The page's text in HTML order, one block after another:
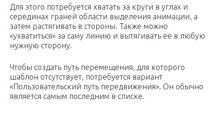
Для этого потребуется хватать за круги в углах и
серединах граней области выделения анимации, а
затем растягивать в стороны. Также можно
«ухватиться» за саму линию и вытягивать ее в любую
нужную сторону.
Чтобы создать путь перемещения, для которого
шаблон отсутствует, потребуется вариант
«Пользовательский путь передвижения». Он обычно
является самым последним в списке.